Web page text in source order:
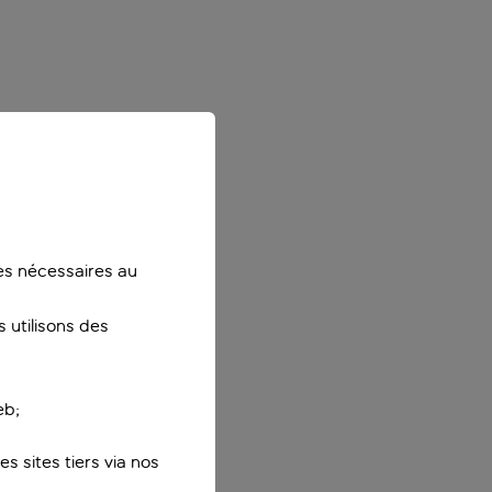
nécessaires au
utilisons des
sites tiers via nos